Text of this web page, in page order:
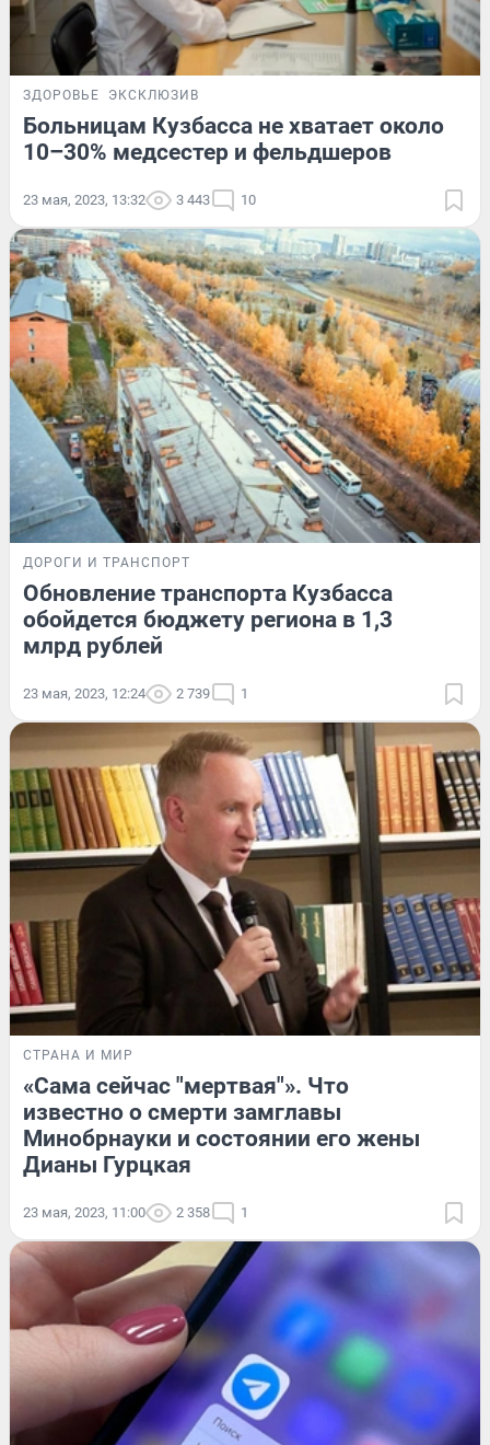
ЗДОРОВЬЕ ЭКСКЛЮЗИВ
Больницам Кузбасса не хватает около
10–30% медсестер и фельдшеров
23 мая, 2023, 13:32 3 443 10
ДОРОГИ И ТРАНСПОРТ
Обновление транспорта Кузбасса
обойдется бюджету региона в 1,3
млрд рублей
23 мая, 2023, 12:24 2 739 1
СТРАНА И МИР
«Сама сейчас "мертвая"». Что
известно о смерти замглавы
Минобрнауки и состоянии его жены
Дианы Гурцкая
23 мая, 2023, 11:00 2 358 1